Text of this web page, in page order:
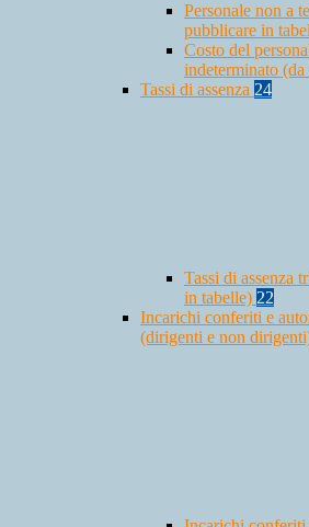
Personale non a
pubblicare in
Costo del
indeterminato
Tassi di assenza 24
Tassi di assenza
in tabelle) 22
Incarichi conferiti e
(dirigenti e non